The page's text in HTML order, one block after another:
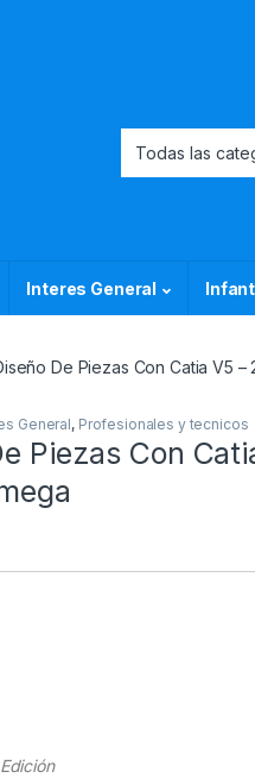
Interes General
De Piezas Con Catia V5
General, Profesionales y tecnicos
Piezas Con